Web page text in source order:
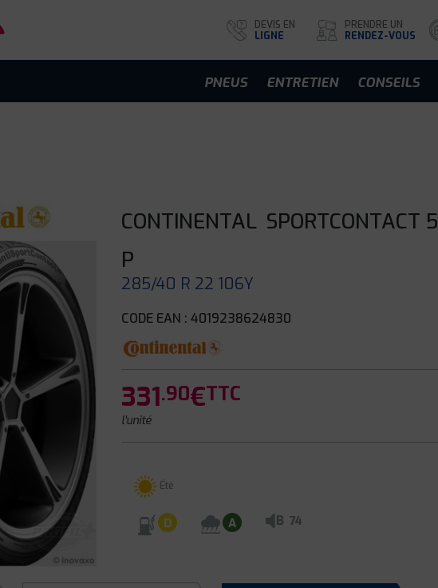
DEVIS EN
LIGNE
PRENDRE UN
RENDEZ-VOUS
PNEUS ENTRETIEN CONSEILS
CONTINENTAL SPORTCONTACT 5
P
285/40 R 22 106Y
CODE EAN : 4019238624830
331.90€TTC
l'unité
Été
D A B 74